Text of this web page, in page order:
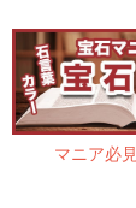
マニア必